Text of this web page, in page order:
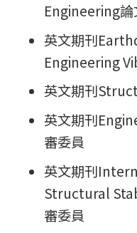
Engineering論
英文期刊
Engineering
英文期刊
英文期刊
審委員
英文期刊
Structural
審委員